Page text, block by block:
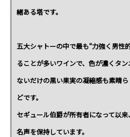
緒ある塔です。
五大シャトーの中で最も“力強く男性
ることが多いワインで、色が濃くタ
ないだけの黒い果実の凝縮感も素晴
どです。
セギュール伯爵が所有者になって以
名声を保持しています。